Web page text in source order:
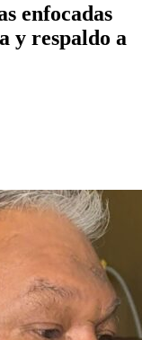
enfocadas
y respaldo a